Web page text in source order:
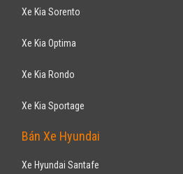
Xe Kia Sorento
Xe Kia Optima
Xe Kia Rondo
Xe Kia Sportage
Bán Xe Hyundai
Xe Hyundai Santafe